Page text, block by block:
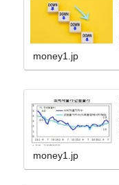
money1.jp
money1.jp